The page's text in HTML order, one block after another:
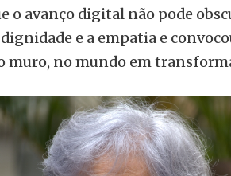
o avanço digital não pode
e a empatia e
muro, no mundo em